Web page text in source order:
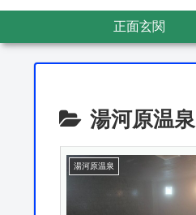
正面玄関
湯河原温泉
湯河原温泉